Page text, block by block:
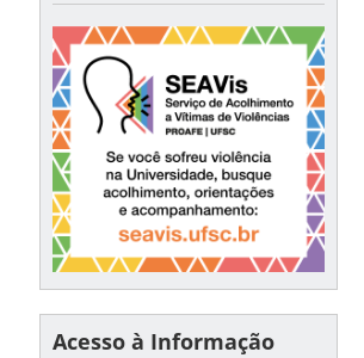
Acesso à Informação